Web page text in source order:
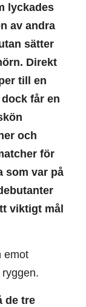
lyckades
av andra
sätter
Direkt
till en
får en
och
för
som var på
viktigt mål
emot
de tre